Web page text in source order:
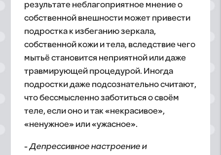
результате неблагоприятное мнение о
собственной внешности может привести
подростка к избеганию зеркала,
собственной кожи и тела, вследствие чего
мытьё становится неприятной или даже
травмирующей процедурой. Иногда
подростки даже подсознательно считают,
что бессмысленно заботиться о своём
теле, если оно и так «некрасивое»,
«ненужное» или «ужасное».
-Депрессивное настроение и